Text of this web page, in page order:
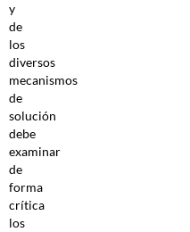
y
de
los
diversos
mecanismos
de
solución
debe
examinar
de
forma
crítica
los